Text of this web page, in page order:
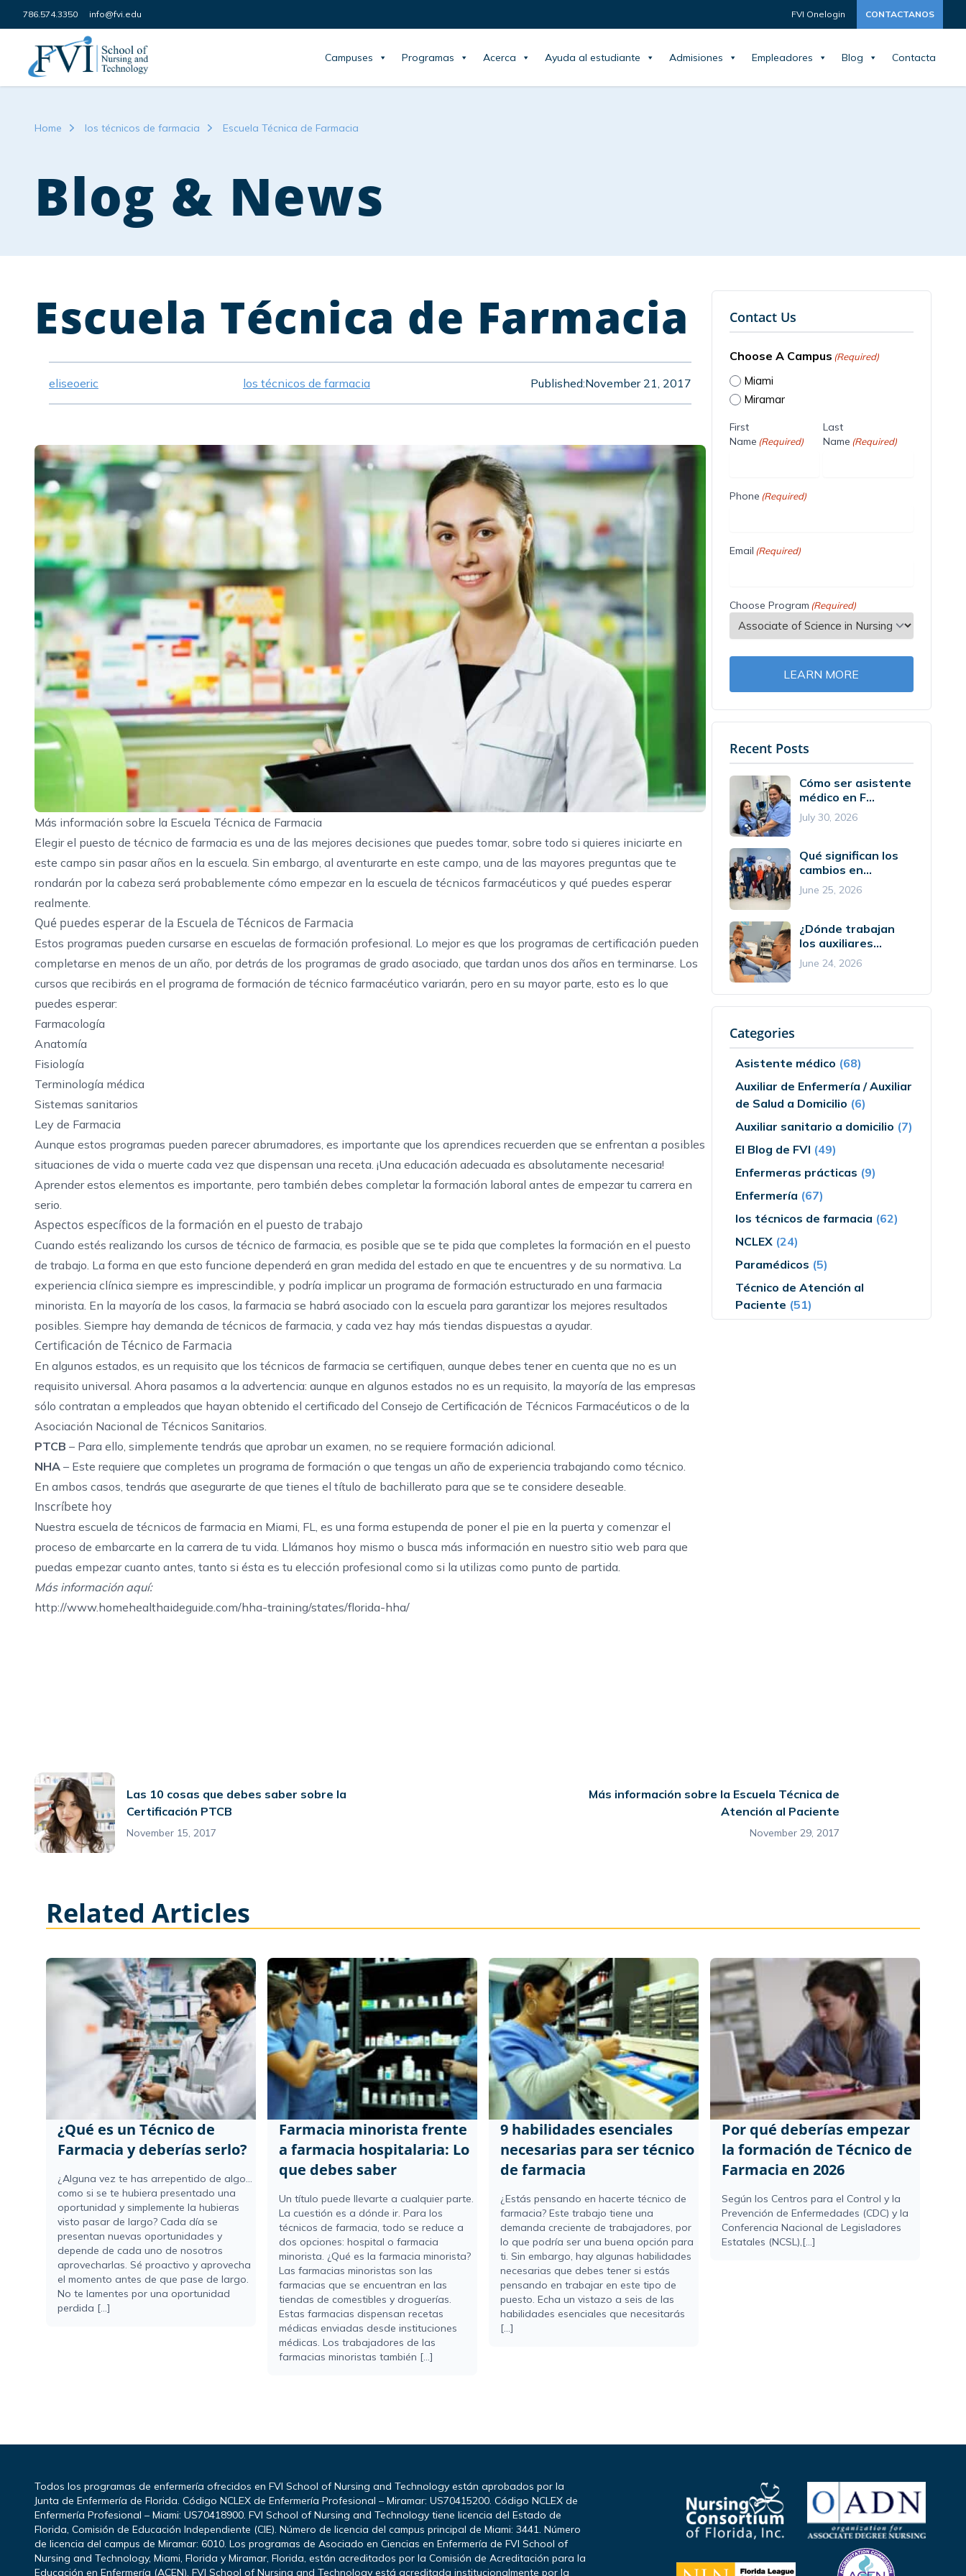
Skip to content
786.574.3350 info@fvi.edu FVI Onelogin CONTACTANOS
FVI School of Nursing
Campuses Programas Acerca Ayuda al estudiante Admisiones Empleadores Blog Contacta
Home los técnicos de farmacia Escuela Técnica de Farmacia
Blog & News
Escuela Técnica de Farmacia
eliseoeric los técnicos de farmacia Published:November 21, 2017
Más información sobre la Escuela Técnica de Farmacia
Elegir el puesto de técnico de farmacia es una de las mejores decisiones que puedes tomar, sobre todo si quieres iniciarte en
este campo sin pasar años en la escuela. Sin embargo, al aventurarte en este campo, una de las mayores preguntas que te
rondarán por la cabeza será probablemente cómo empezar en la escuela de técnicos farmacéuticos y qué puedes esperar
realmente.
Qué puedes esperar de la Escuela de Técnicos de Farmacia
Estos programas pueden cursarse en escuelas de formación profesional. Lo mejor es que los programas de certificación pueden
completarse en menos de un año, por detrás de los programas de grado asociado, que tardan unos dos años en terminarse. Los
cursos que recibirás en el programa de formación de técnico farmacéutico variarán, pero en su mayor parte, esto es lo que
puedes esperar:
Farmacología
Anatomía
Fisiología
Terminología médica
Sistemas sanitarios
Ley de Farmacia
Aunque estos programas pueden parecer abrumadores, es importante que los aprendices recuerden que se enfrentan a posibles
situaciones de vida o muerte cada vez que dispensan una receta. ¡Una educación adecuada es absolutamente necesaria!
Aprender estos elementos es importante, pero también debes completar la formación laboral antes de empezar tu carrera en
serio.
Aspectos específicos de la formación en el puesto de trabajo
Cuando estés realizando los cursos de técnico de farmacia, es posible que se te pida que completes la formación en el puesto
de trabajo. La forma en que esto funcione dependerá en gran medida del estado en que te encuentres y de su normativa. La
experiencia clínica siempre es imprescindible, y podría implicar un programa de formación estructurado en una farmacia
minorista. En la mayoría de los casos, la farmacia se habrá asociado con la escuela para garantizar los mejores resultados
posibles. Siempre hay demanda de técnicos de farmacia, y cada vez hay más tiendas dispuestas a ayudar.
Certificación de Técnico de Farmacia
En algunos estados, es un requisito que los técnicos de farmacia se certifiquen, aunque debes tener en cuenta que no es un
requisito universal. Ahora pasamos a la advertencia: aunque en algunos estados no es un requisito, la mayoría de las empresas
sólo contratan a empleados que hayan obtenido el certificado del Consejo de Certificación de Técnicos Farmacéuticos o de la
Asociación Nacional de Técnicos Sanitarios.
PTCB – Para ello, simplemente tendrás que aprobar un examen, no se requiere formación adicional.
NHA – Este requiere que completes un programa de formación o que tengas un año de experiencia trabajando como técnico.
En ambos casos, tendrás que asegurarte de que tienes el título de bachillerato para que se te considere deseable.
Inscríbete hoy
Nuestra escuela de técnicos de farmacia en Miami, FL,
es una forma estupenda de poner el pie en la puerta y comenzar el
proceso de embarcarte en la carrera de tu vida. Llámanos hoy mismo o busca más información en nuestro sitio web para que
puedas empezar cuanto antes, tanto si ésta es tu elección profesional como si la utilizas como punto de partida.
Más información aquí:
http://www.homehealthaideguide.com/hha-training/states/florida-hha/
Contact Us
Choose A Campus (Required)
Miami
Miramar
First
Name (Required)
Last
Name (Required)
Phone (Required)
Email (Required)
Choose Program (Required)
LEARN MORE
Recent Posts
Cómo ser asistente
médico en F...
July 30, 2026
Qué significan los
cambios en...
June 25, 2026
¿Dónde trabajan
los auxiliares...
June 24, 2026
Categories
Asistente médico (68)
Auxiliar de Enfermería / Auxiliar
de Salud a Domicilio (6)
Auxiliar sanitario a domicilio (7)
El Blog de FVI (49)
Enfermeras prácticas (9)
Enfermería (67)
los técnicos de farmacia (62)
NCLEX(24)
Paramédicos (5)
Técnico de Atención al
Paciente (51)
Las 10 cosas que debes saber sobre la
Certificación PTCB
November 15, 2017
Más información sobre la Escuela Técnica de
Atención al Paciente
November 29, 2017
Related Articles
¿Qué es un Técnico de
Farmacia y deberías serlo?
¿Alguna vez te has arrepentido de algo...
como si se te hubiera presentado una
oportunidad y simplemente la hubieras
visto pasar de largo? Cada día se
presentan nuevas oportunidades y
depende de cada uno de nosotros
aprovecharlas. Sé proactivo y aprovecha
el momento antes de que pase de largo.
No te lamentes por una oportunidad
perdida [...]
Farmacia minorista frente
a farmacia hospitalaria: Lo
que debes saber
Un título puede llevarte a cualquier parte.
La cuestión es a dónde ir. Para los
técnicos de farmacia, todo se reduce a
dos opciones: hospital o farmacia
minorista. ¿Qué es la farmacia minorista?
Las farmacias minoristas son las
farmacias que se encuentran en las
tiendas de comestibles y droguerías.
Estas farmacias dispensan recetas
médicas enviadas desde instituciones
médicas. Los trabajadores de las
farmacias minoristas también [...]
9 habilidades esenciales
necesarias para ser técnico
de farmacia
¿Estás pensando en hacerte técnico de
farmacia? Este trabajo tiene una
demanda creciente de trabajadores, por
lo que podría ser una buena opción para
ti. Sin embargo, hay algunas habilidades
necesarias que debes tener si estás
pensando en trabajar en este tipo de
puesto. Echa un vistazo a seis de las
habilidades esenciales que necesitarás
[...]
Por qué deberías empezar
la formación de Técnico de
Farmacia en 2026
Según los Centros para el Control y la
Prevención de Enfermedades (CDC) y la
Conferencia Nacional de Legisladores
Estatales (NCSL),[...]
Todos los programas de enfermería ofrecidos en FVI School of Nursing and Technology están aprobados por la
Junta de Enfermería de Florida. Código NCLEX de Enfermería Profesional – Miramar: US70415200. Código NCLEX de
Enfermería Profesional – Miami: US70418900. FVI School of Nursing and Technology tiene licencia del Estado de
Florida, Comisión de Educación Independiente (CIE). Número de licencia del campus principal de Miami: 3441. Número
de licencia del campus de Miramar: 6010. Los programas de Asociado en Ciencias en Enfermería de FVI School of
Nursing and Technology, Miami, Florida y Miramar, Florida, están acreditados por la Comisión de Acreditación para la
Educación en Enfermería (ACEN). FVI School of Nursing and Technology está acreditada institucionalmente por la